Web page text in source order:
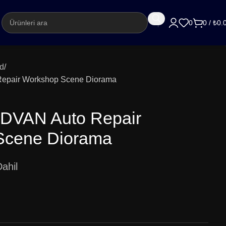
0 0 / ₺
Workshop Scene Diorama
Auto Repair
Diorama